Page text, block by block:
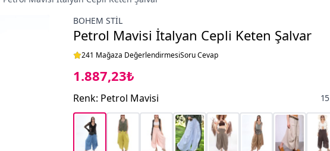
BOHEM STIL
Petrol Mavisi İtalyan Cepli Keten Şalvar
241 Mağaza DeğerlendirmesiSoru Cevap
1.887,23₺
Renk: Petrol Mavisi